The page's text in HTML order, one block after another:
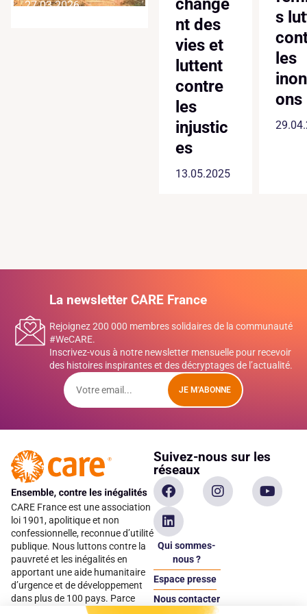
27.03.2026
change
nt des
vies et
luttent
contre
les
injustic
es
13.05.2025
s
les
ons
La newsletter CARE France
Rejoignez 200 000 membres solidaires de la communauté
#WeCARE.
Inscrivez-vous à notre newsletter mensuelle pour recevoir
des histoires inspirantes et des décryptages de l’actualité.
JE M'ABONNE
CARE France est une association
loi 1901, apolitique et non
confessionnelle, reconnue d’utilité
publique. Nous luttons contre la
pauvreté et les inégalités en
apportant une aide humanitaire
d’urgence et de développement
dans plus de 100 pays. Parce
qu’elles sont les premières
Suivez-nous sur les
réseaux
Qui sommes-
nous ?
Espace presse
Nous contacter